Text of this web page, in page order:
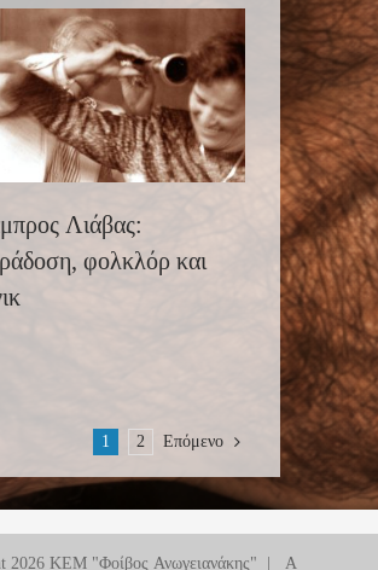
Λιάβας:
φολκλόρ και
1 2 Επόμενο
2026 ΚΕΜ "Φοίβος Ανωγειανάκης" | A